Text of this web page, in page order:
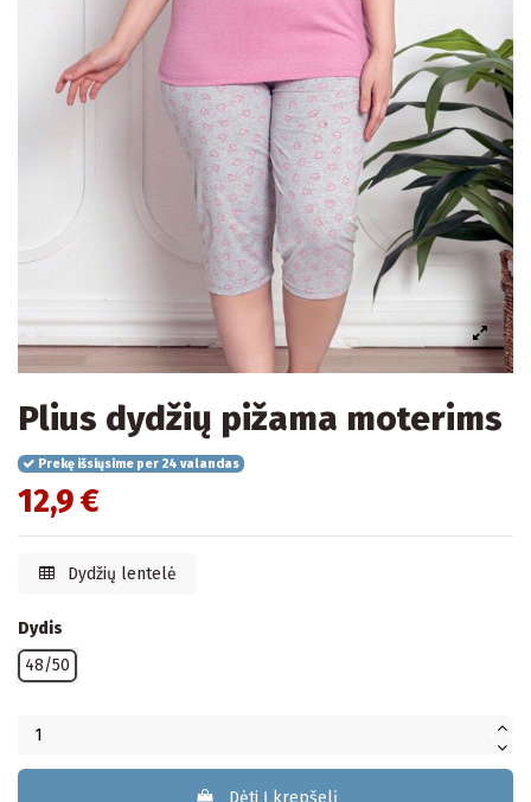
Plius dydžių pižama moterims
Prekę išsiųsime per 24 valandas
12,9 €
Dydžių lentelė
Dydis
48/50
Dėti Į krepšelį